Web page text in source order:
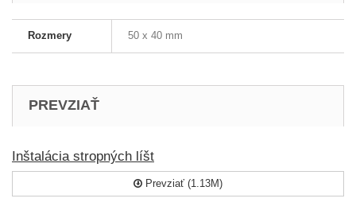
Rozmery 50 x 40 mm
PREVZIAŤ
Inštalácia stropných líšt
Prevziať (1.13M)